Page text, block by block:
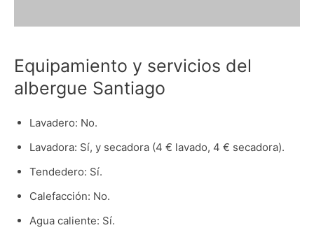
Equipamiento y servicios del
albergue Santiago
Lavadero: No.
Lavadora: Sí, y secadora (4 € lavado, 4 € secadora).
Tendedero: Sí.
Calefacción: No.
Agua caliente: Sí.